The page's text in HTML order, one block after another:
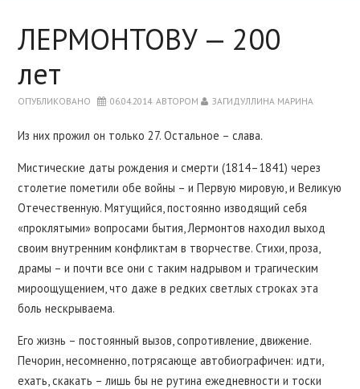
ПРО МЕНЯ
МОИ КНИГИ
ДИССЕРТАЦИЯ
МОИ СТАТЬИ
СТУДЕНТАМ
АСПИРАНТАМ
ЛЕРМОНТОВУ — 200
лет
ОПУБЛИКОВАНО 06.04.2014 АВТОРОМ ЗАГИДУЛЛИНА МАРИНА
Из них прожил он только 27. Остальное – слава.
Мистические даты рождения и смерти (1814–1841) через
столетие пометили обе войны – и Первую мировую, и Великую
Отечественную. Мятущийся, постоянно изводящий себя
«проклятыми» вопросами бытия, Лермонтов находил выход
своим внутренним конфликтам в творчестве. Стихи, проза,
драмы – и почти все они с таким надрывом и трагическим
мироощущением, что даже в редких светлых строках эта
боль нескрываема.
Его жизнь – постоянный вызов, сопротивление, движение.
Печорин, несомненно, потрясающе автобиографичен: идти,
ехать, скакать – лишь бы не рутина ежедневности и тоски